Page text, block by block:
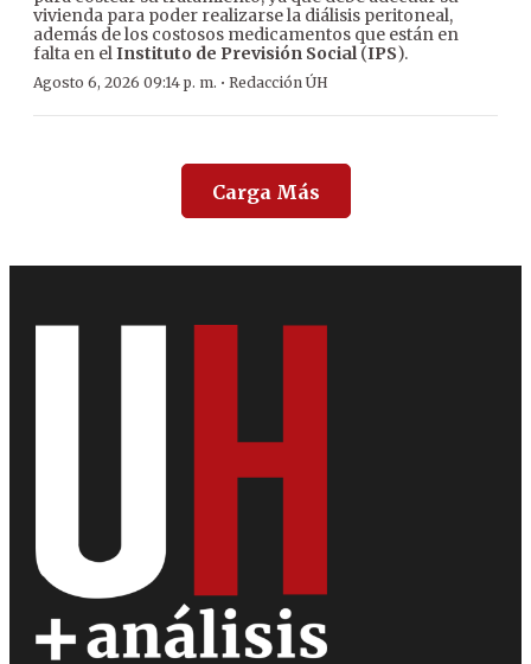
vivienda para poder realizarse la diálisis peritoneal,
además de los costosos medicamentos que están en
falta en elInstituto de Previsión Social(IPS).
Agosto 6, 2026 09:14 p. m. · Redacción ÚH
Carga Más